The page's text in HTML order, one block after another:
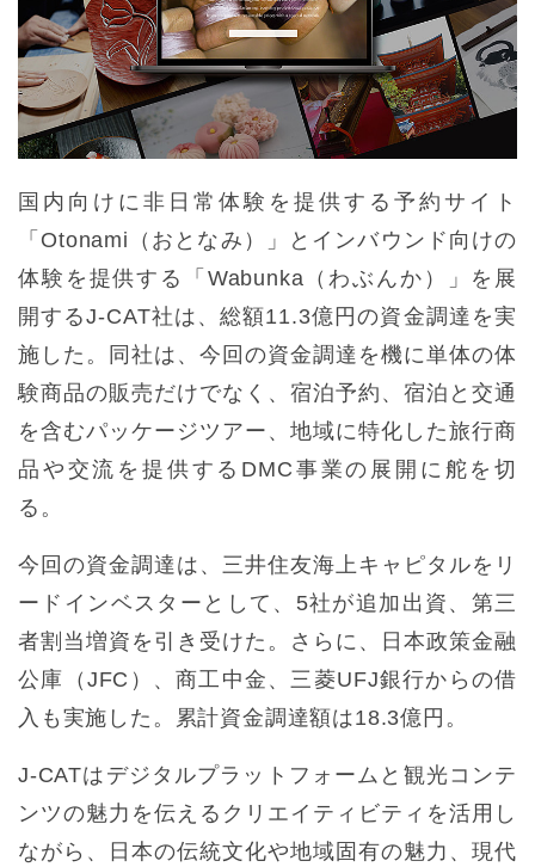
国内向けに非日常体験を提供する予約サイト
「Otonami（おとなみ）」とインバウンド向けの
体験を提供する「Wabunka（わぶんか）」を展
開するJ-CAT社は、総額11.3億円の資金調達を実
施した。同社は、今回の資金調達を機に単体の体
験商品の販売だけでなく、宿泊予約、宿泊と交通
を含むパッケージツアー、地域に特化した旅行商
品や交流を提供するDMC事業の展開に舵を切
る。
今回の資金調達は、三井住友海上キャピタルをリ
ードインベスターとして、5社が追加出資、第三
者割当増資を引き受けた。さらに、日本政策金融
公庫（JFC）、商工中金、三菱UFJ銀行からの借
入も実施した。累計資金調達額は18.3億円。
J-CATはデジタルプラットフォームと観光コンテ
ンツの魅力を伝えるクリエイティビティを活用し
ながら、日本の伝統文化や地域固有の魅力、現代